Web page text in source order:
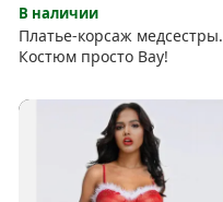
В наличии
Платье-корсаж медсестры.
Костюм просто Вау!